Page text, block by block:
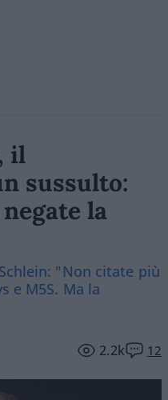
il
sussulto:
la
"Non citate più
e M5S. Ma la
2.2k 12